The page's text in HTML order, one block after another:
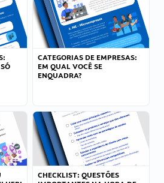
CATEGORIAS DE EMPRESAS:
EM QUAL VOCÊ SE
ENQUADRA?
CHECKLIST: QUESTÕES